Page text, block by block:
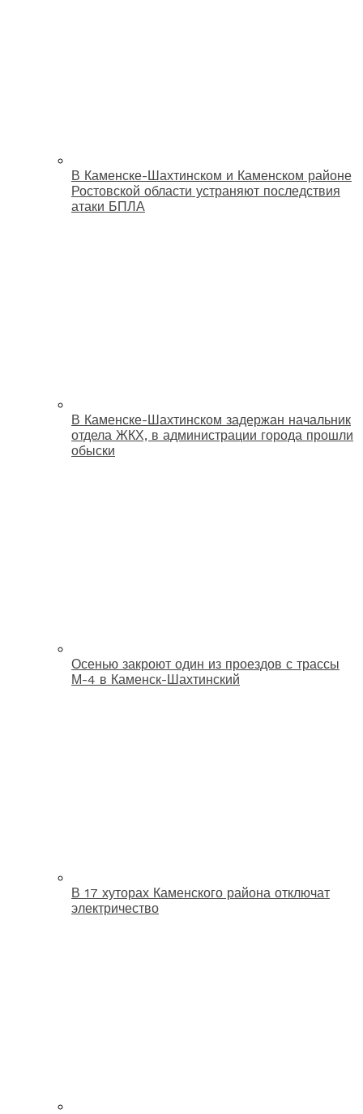
В Каменске-Шахтинском и Каменском районе
Ростовской области устраняют последствия
атаки БПЛА
В Каменске-Шахтинском задержан начальник
отдела ЖКХ, в администрации города прошли
обыски
Осенью закроют один из проездов с трассы
М-4 в Каменск-Шахтинский
В 17 хуторах Каменского района отключат
электричество